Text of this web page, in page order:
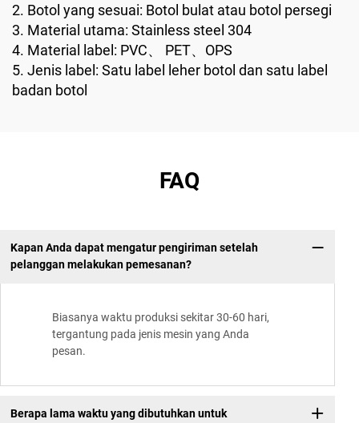
2. Botol yang sesuai: Botol bulat atau botol persegi
3. Material utama: Stainless steel 304
4. Material label: PVC、 PET、OPS
5. Jenis label: Satu label leher botol dan satu label
badan botol
FAQ
Kapan Anda dapat mengatur pengiriman setelah
pelanggan melakukan pemesanan?
Biasanya waktu produksi sekitar 30-60 hari,
tergantung pada jenis mesin yang Anda
pesan.
Berapa lama waktu yang dibutuhkan untuk